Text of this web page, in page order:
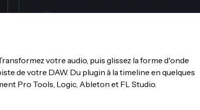
votre audio, puis glissez la forme d'onde
de votre DAW. Du plugin à la timeline en quelques
Pro Tools, Logic, Ableton et FL Studio.